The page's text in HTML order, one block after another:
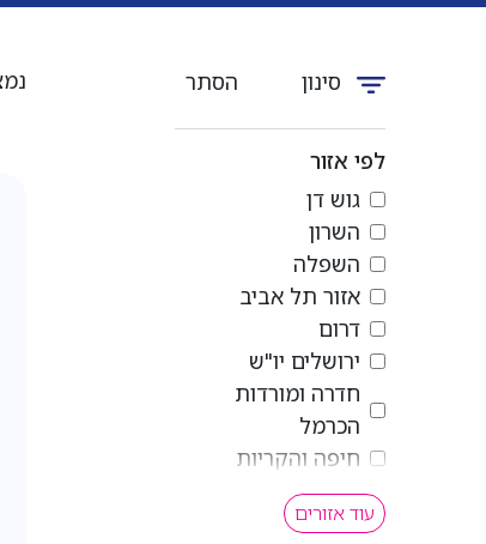
סינון הסתר
לפי אזור
גוש דן
השרון
השפלה
אזור תל אביב
דרום
ירושלים יו"ש
חדרה ומורדות
הכרמל
חיפה והקריות
עוד אזורים
נמצאו 614